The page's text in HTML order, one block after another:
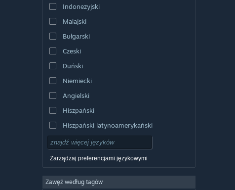
Indonezyjski
Malajski
Bułgarski
Czeski
Duński
Niemiecki
Angielski
Hiszpański
Hiszpański latynoamerykański
Zarządzaj preferencjami językowymi
Zawęź według tagów